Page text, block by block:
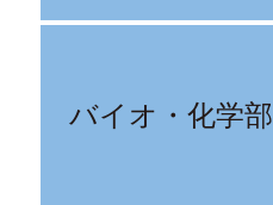
バイオ・化学部